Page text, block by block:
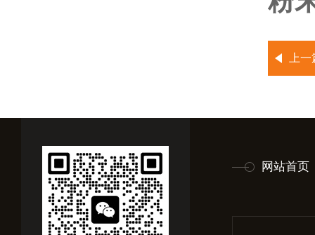
上
网站首页